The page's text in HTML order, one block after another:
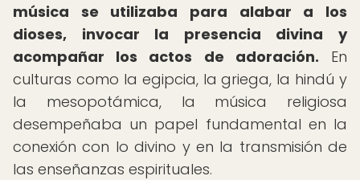
música se utilizaba para alabar a los
dioses, invocar la presencia divina y
acompañar los actos de adoración. En
culturas como la egipcia, la griega, la hindú y
la mesopotámica, la música religiosa
desempeñaba un papel fundamental en la
conexión con lo divino y en la transmisión de
las enseñanzas espirituales.